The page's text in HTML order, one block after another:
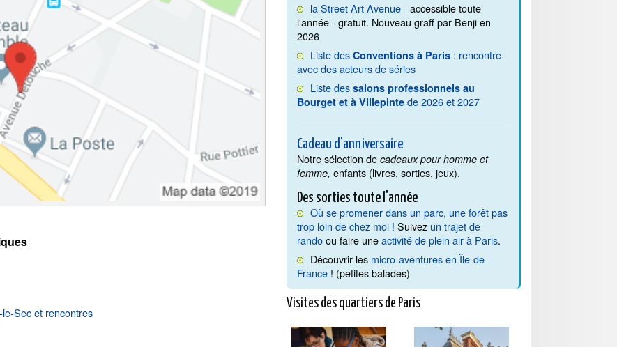
Sec et rencontres
la Street Art Avenue- accessible toute
l'année - gratuit. Nouveau graff par Benji en
2026
Liste desConventions à Paris : rencontre
avec des acteurs de séries
Liste dessalons professionnels au
Bourget et à Villepinte de 2026 et 2027
Cadeau d'anniversaire
Notre sélection decadeaux pour homme et
femme, enfants (livres, sorties, jeux).
Des sorties toute l'année
Où se promener dans un parc, une forêt pas
trop loin de chez moi ! Suivez un trajet de
randoou faire uneactivité de plein air à Paris.
Découvrir les micro-aventures en Île-de-
France ! (petites balades)
Visites des quartiers de Paris